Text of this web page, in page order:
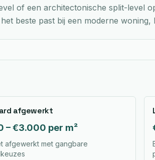
of een architectonische split-level
beste past bij een moderne
afgewerkt
– €3.000 per m²
afgewerkt met gangbare